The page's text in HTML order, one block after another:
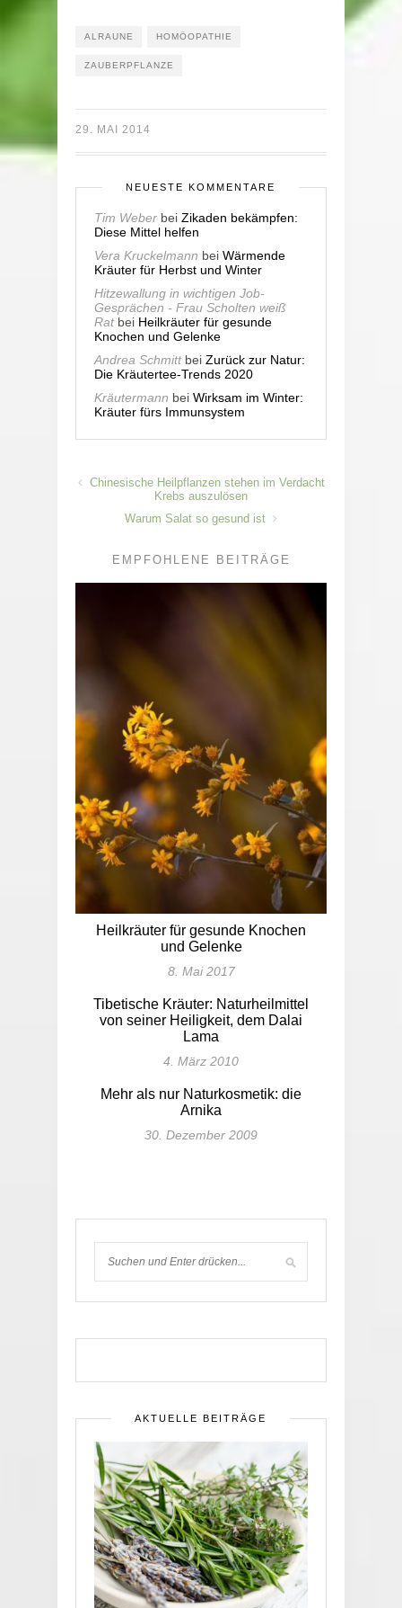
ALRAUNE HOMÖOPATHIE
ZAUBERPFLANZE
29. MAI 2014
NEUESTE KOMMENTARE
Tim Weber bei Zikaden bekämpfen:
Diese Mittel helfen
Vera Kruckelmann bei Wärmende
Kräuter für Herbst und Winter
Hitzewallung in wichtigen Job-
Gesprächen - Frau Scholten weiß
Ratbei Heilkräuter für gesunde
Knochen und Gelenke
Andrea Schmittbei Zurück zur Natur:
Die Kräutertee-Trends 2020
Kräutermann bei Wirksam im Winter:
Kräuter fürs Immunsystem
Chinesische Heilpflanzen stehen im Verdacht
Krebs auszulösen
Warum Salat so gesund ist
EMPFOHLENE BEITRÄGE
Heilkräuter für gesunde Knochen
und Gelenke
8. Mai 2017
Tibetische Kräuter: Naturheilmittel
von seiner Heiligkeit, dem Dalai
Lama
4. März 2010
Mehr als nur Naturkosmetik: die
Arnika
30. Dezember 2009
AKTUELLE BEITRÄGE